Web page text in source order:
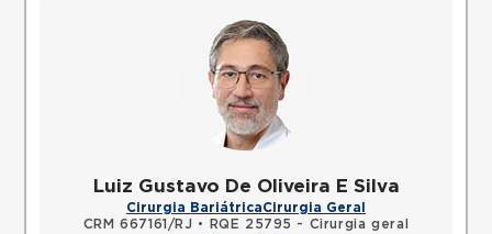
Luiz Gustavo De Oliveira E Silva
Cirurgia BariátricaCirurgia Geral
CRM 667161/RJ •
RQE 25795 - Cirurgia geral